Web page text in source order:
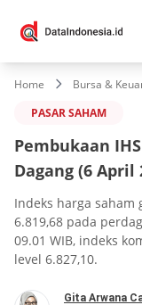
Home Bursa &
PASAR SAHAM
Pembukaan
Dagang (6 April
Indeks harga saham
6.819,68 pada
09.01 WIB, indeks
level 6.827,10.
Gita Arwana